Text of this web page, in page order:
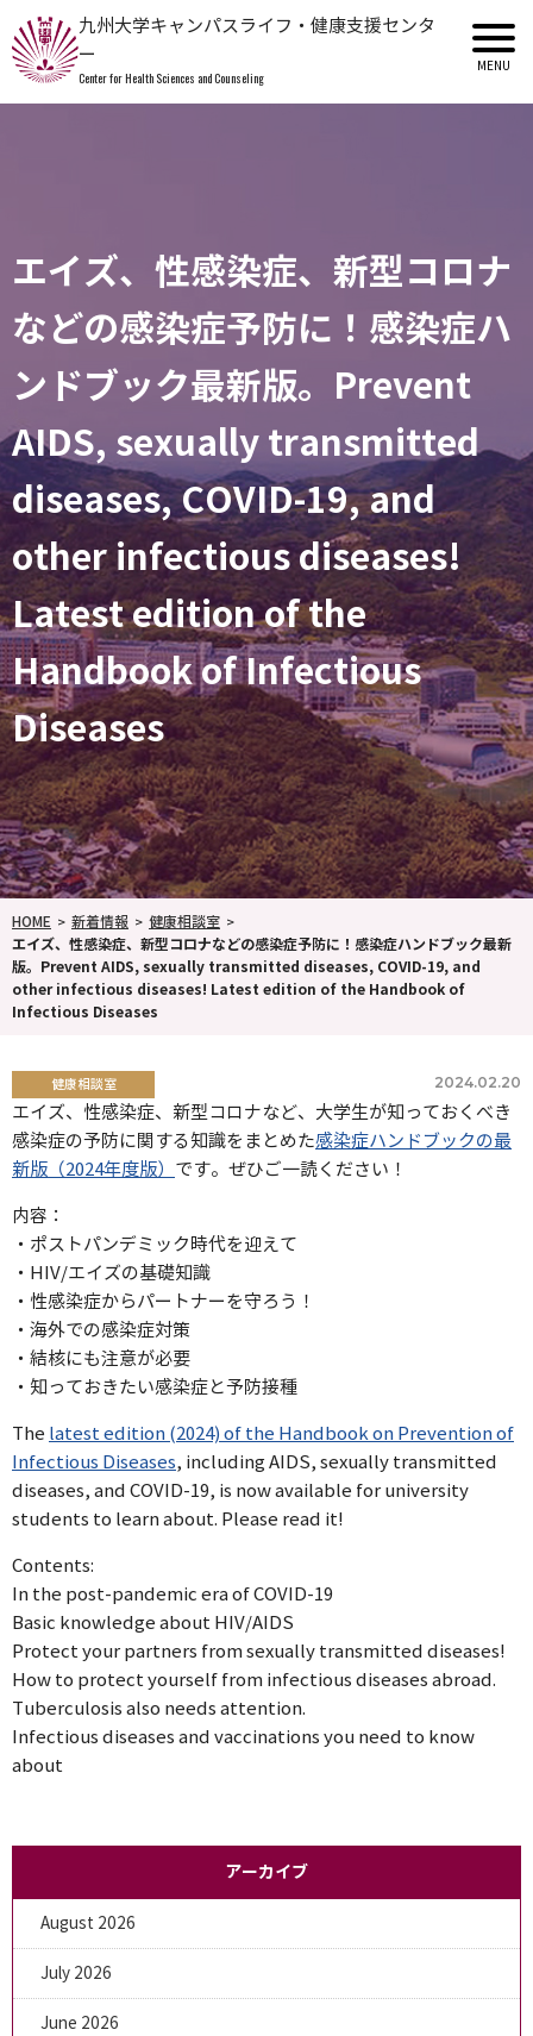
九州大学キャンパスライフ・健康支援センタ
ー
Center for Health Sciences and Counseling
エイズ、性感染症、新型コロナ
などの感染症予防に！感染症ハ
ンドブック最新版。Prevent
AIDS, sexually transmitted
diseases, COVID-19, and
other infectious diseases!
Latest edition of the
Handbook of Infectious
Diseases
HOME 新着情報
健康相談室
エイズ、性感染症、新型コロナなどの感染症予防に！感染症ハンドブック最新
版。Prevent AIDS, sexually transmitted diseases, COVID-19, and
other infectious diseases! Latest edition of the Handbook of
Infectious Diseases
2024.02.20
健康相談室
エイズ、性感染症、新型コロナなど、大学生が知っておくべき
感染症の予防に関する知識をまとめた感染症ハンドブックの最
新版（2024年度版） です。ぜひご一読ください！
内容：
・ポストパンデミック時代を迎えて
・HIV/エイズの基礎知識
・性感染症からパートナーを守ろう！
・海外での感染症対策
・結核にも注意が必要
・知っておきたい感染症と予防接種
The latest edition (2024) of the Handbook on Prevention of
Infectious Diseases, including AIDS, sexually transmitted
diseases, and COVID-19, is now available for university
students to learn about. Please read it!
Contents:
In the post-pandemic era of COVID-19
Basic knowledge about HIV/AIDS
Protect your partners from sexually transmitted diseases!
How to protect yourself from infectious diseases abroad.
Tuberculosis also needs attention.
Infectious diseases and vaccinations you need to know
about
アーカイブ
August 2026
July 2026
June 2026